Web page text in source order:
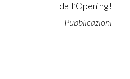
dell’Opening!
Pubblicazioni